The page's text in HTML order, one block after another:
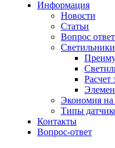
Информация
Новости
Статьи
Вопрос ответ
Расчет
Экономия
Типы
Контакты
Вопрос-ответ